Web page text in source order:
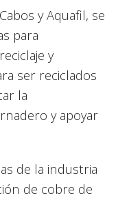
y Aquafil, se
para
y
ser reciclados
la
y apoyar
de la industria
de cobre de